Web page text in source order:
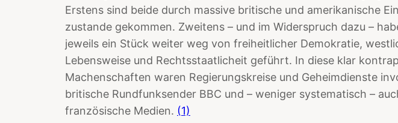
Erstens sind beide durch massive britische und amerikanische
zustande gekommen. Zweitens – und im Widerspruch dazu –
jeweils ein Stück weiter weg von freiheitlicher Demokratie,
Lebensweise und Rechtsstaatlicheit geführt. In diese klar
Machenschaften waren Regierungskreise und Geheimdienste
britische Rundfunksender BBC und – weniger systematisch –
französische Medien. (1)